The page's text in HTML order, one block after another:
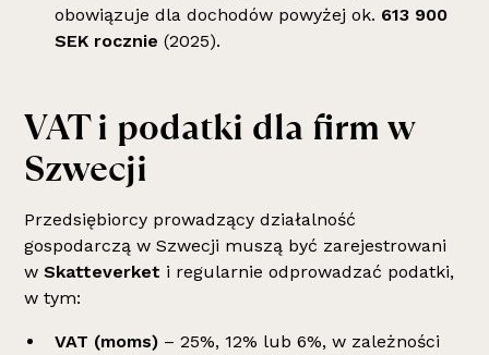
obowiązuje dla dochodów powyżej ok. 613 900
SEK rocznie (2025).
VAT i podatki dla firm w
Szwecji
Przedsiębiorcy prowadzący działalność
gospodarczą w Szwecji muszą być zarejestrowani
wSkatteverket i regularnie odprowadzać podatki,
w tym:
VAT (moms) – 25%, 12% lub 6%, w zależności